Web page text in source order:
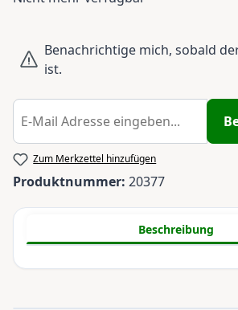
Benachrichtige mich, sobald
ist.
Zum Merkzettel hinzufügen
Produktnummer: 20377
Beschreibung